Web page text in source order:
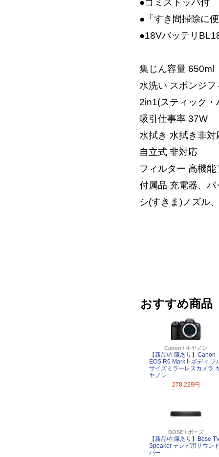
●ゴミストッパ付
●「すき間掃除に
●18Vバッテリ
集じん容量 650ml
水洗い スポンジ
2in1(スティック
吸引仕事率 37W
水拭き 水拭き非対
自立式 非対応
フィルター 高機
付属品 充電器、
シ(すきま)ノズル
おすすめ商品
Canon / キヤノン
【新品/在庫あり】Canon
EOS R6 Mark II ボディ フ
サイズミラーレスカメラ
ヤノン
278,229円
BOSE / ボーズ
【新品/在庫あり】Bose
Speaker テレビ用サウン
バー